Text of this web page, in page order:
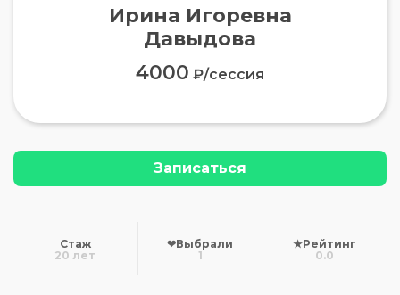
Ирина Игоревна
Давыдова
4000 ₽/сессия
Записаться
Стаж
20 лет
❤Выбрали
1
★Рейтинг
0.0